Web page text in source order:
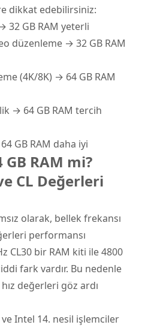
dikkat edebilirsiniz:
32 GB RAM yeterli
düzenleme → 32 GB RAM
(4K/8K) → 64 GB RAM
→ 64 GB RAM tercih
GB RAM daha iyi
GB RAM mi?
CL Değerleri
olarak, bellek frekansı
performansı
CL30 bir RAM kiti ile 4800
fark vardır. Bu nedenle
değerleri göz ardı
Intel 14. nesil işlemciler